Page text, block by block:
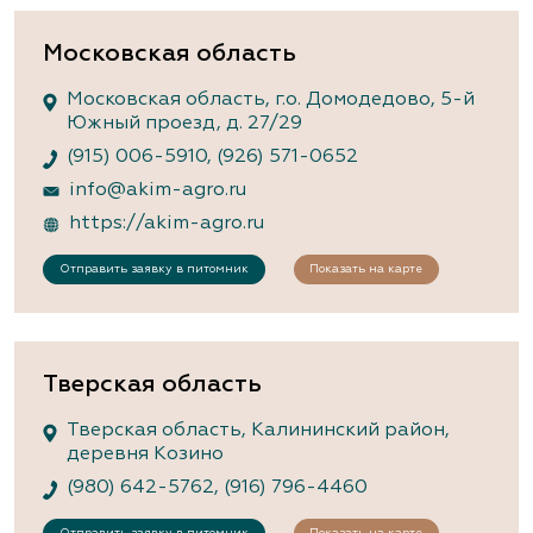
Московская область
Московская область, г.о. Домодедово, 5-й
Южный проезд, д. 27/29
(915) 006-5910, (926) 571-0652
info@akim-agro.ru
https://akim-agro.ru
Отправить заявку в питомник Показать на карте
Тверская область
Тверская область, Калининский район,
деревня Козино
(980) 642-5762, (916) 796-4460